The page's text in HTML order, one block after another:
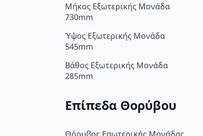
Μήκος Εξωτερικής Μονάδα
730mm
Ύψος Εξωτερικής Μονάδα
545mm
Βάθος Εξωτερικής Μονάδα
285mm
Επίπεδα Θορύβου